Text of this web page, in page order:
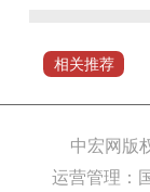
政
批
相关推荐
中宏网版
运营管理：